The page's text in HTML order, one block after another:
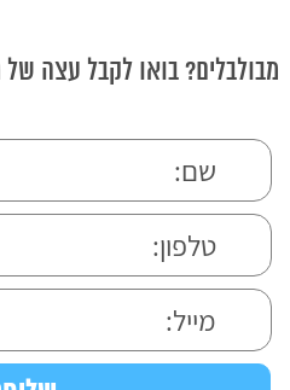
מבולבלים? בואו לקבל עצה